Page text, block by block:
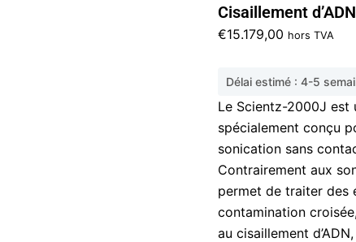
Cisaillement d’ADN
€15.179,00 hors TVA
Délai estimé : 4-5
Le Scientz-2000J
spécialement conçu
sonication sans
Contrairement aux
permet de traiter des
contamination
au cisaillement